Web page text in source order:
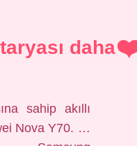
daha
sahip akıllı
Nova Y70. …